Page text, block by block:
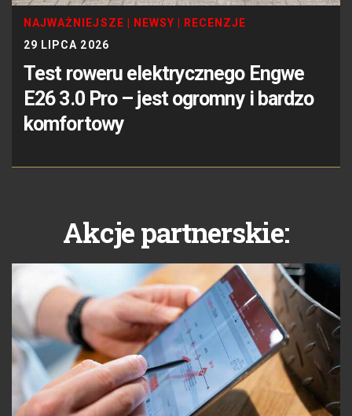
NAJWAŻNIEJSZE | NEWSY | RECENZJE
29 LIPCA 2026
Test roweru elektrycznego Engwe
E26 3.0 Pro – jest ogromny i bardzo
komfortowy
Akcje partnerskie: